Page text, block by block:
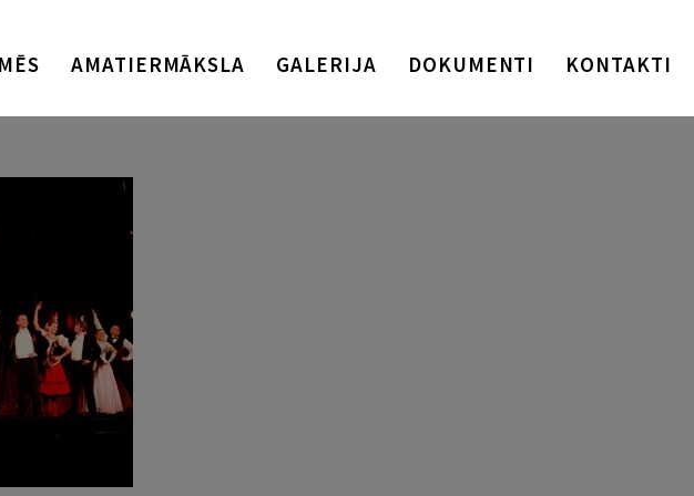
MĒS AMATIERMĀKSLA GALERIJA DOKUMENTI KONTAKTI